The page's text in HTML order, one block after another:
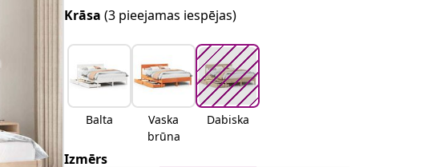
Krāsa(3 pieejamas iespējas)
Balta
Vaska
brūna
Dabiska
Izmērs